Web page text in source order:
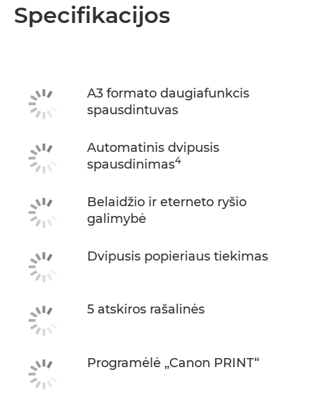
Specifikacijos
A3 formato daugiafunkcis
spausdintuvas
Automatinis dvipusis
spausdinimas4
Belaidžio ir eterneto ryšio
galimybė
Dvipusis popieriaus tiekimas
5 atskiros rašalinės
Programėlė „Canon PRINT“